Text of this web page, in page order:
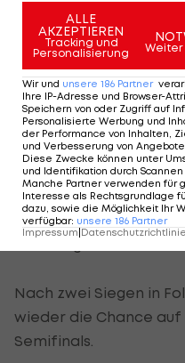
Viertelfinale gegen
nicht abzuschreiben.
Die "Pens" stellen mit
Playoff-Serie auf 2:3
Die Flyers führen
Hartnell bzw. Sullivan
Drittel mit 2:1, im
aber Staal und
Nach zwei Siegen in
wieder die Chance
Semifinals.
ALLE
AKZEPTIEREN
Tracking und
Personalisierung
Weiter
Wir und unsere 186 Partner
Ihre IP-Adresse und Browser-
Speichern von oder Zugriff auf
Personalisierte Werbung und
der Performance von Inhalten,
und Verbesserung von
Diese Zwecke können unter
und Identifikation durch
Manche Partner verwenden für
Interesse als Rechtsgrundlage
dazu, sowie die Möglichkeit Ihr
verfügbar: unsere 186 Partner
Impressum|